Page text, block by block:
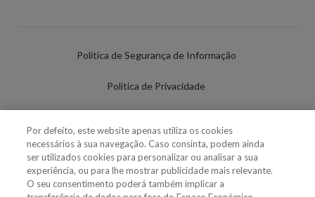
Política de Segurança de Informação
Política de Privacidade
Política de Cookies
Definições de cookies
Por defeito, este website apenas utiliza os cookies
necessários à sua navegação. Caso consinta, podem ainda
ser utilizados cookies para personalizar ou analisar a sua
experiência, ou para lhe mostrar publicidade mais relevante.
O seu consentimento poderá também implicar a